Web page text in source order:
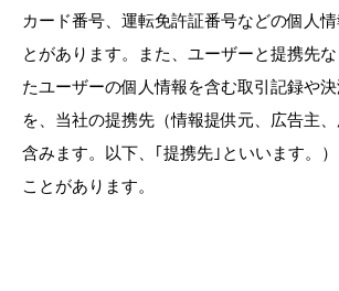
カード番号、運転免許証番号などの個人
とがあります。また、ユーザーと提携先
たユーザーの個人情報を含む取引記録や
を、当社の提携先（情報提供元、広告主
含みます。以下、｢提携先｣といいます。
ことがあります。